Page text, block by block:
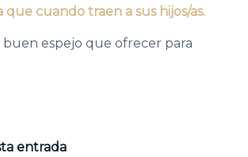
que cuando traen a sus hijos/as.
buen espejo que ofrecer para
entrada